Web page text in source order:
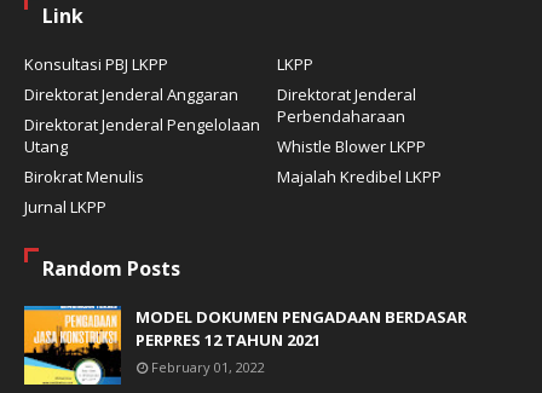
Link
Konsultasi PBJ LKPP
LKPP
Direktorat Jenderal Anggaran
Direktorat Jenderal
Perbendaharaan
Direktorat Jenderal Pengelolaan
Utang
Whistle Blower LKPP
Birokrat Menulis
Majalah Kredibel LKPP
Jurnal LKPP
Random Posts
MODEL DOKUMEN PENGADAAN BERDASAR
PERPRES 12 TAHUN 2021
February 01, 2022